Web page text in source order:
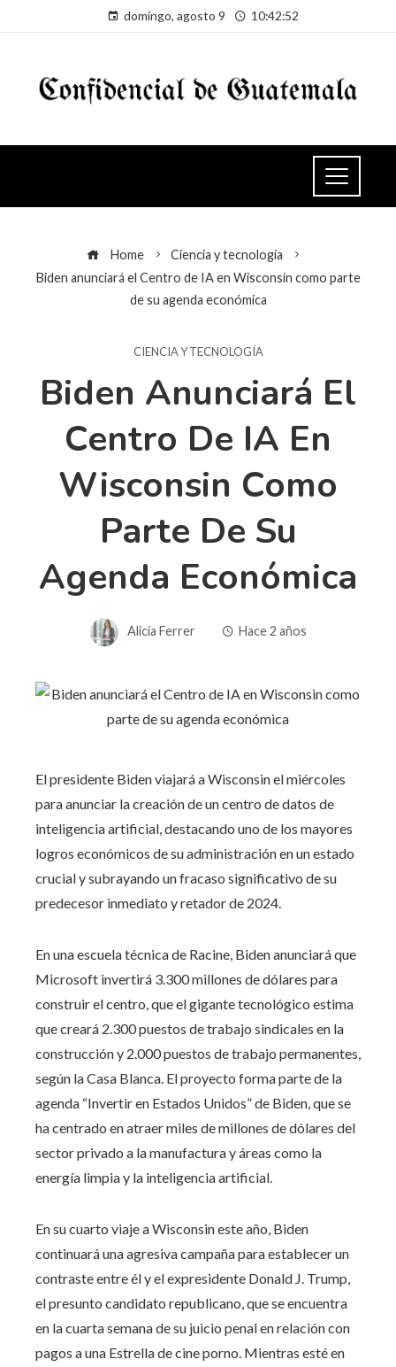
domingo, agosto 9 10:42:52
Home
Ciencia y tecnología
Biden anunciará el Centro de IA en Wisconsin como parte
de su agenda económica
CIENCIA Y TECNOLOGÍA
Biden Anunciará El
Centro De IA En
Wisconsin Como
Parte De Su
Agenda Económica
Alicia Ferrer Hace 2 años
El presidente Biden viajará a Wisconsin el miércoles
para anunciar la creación de un centro de datos de
inteligencia artificial, destacando uno de los mayores
logros económicos de su administración en un estado
crucial y subrayando un fracaso significativo de su
predecesor inmediato y retador de 2024.
En una escuela técnica de Racine, Biden anunciará que
Microsoft invertirá 3.300 millones de dólares para
construir el centro, que el gigante tecnológico estima
que creará 2.300 puestos de trabajo sindicales en la
construcción y 2.000 puestos de trabajo permanentes,
según la Casa Blanca. El proyecto forma parte de la
agenda “Invertir en Estados Unidos” de Biden, que se
ha centrado en atraer miles de millones de dólares del
sector privado a la manufactura y áreas como la
energía limpia y la inteligencia artificial.
En su cuarto viaje a Wisconsin este año, Biden
continuará una agresiva campaña para establecer un
contraste entre él y el expresidente Donald J. Trump,
el presunto candidato republicano, que se encuentra
en la cuarta semana de su juicio penal en relación con
pagos a una Estrella de cine porno. Mientras esté en